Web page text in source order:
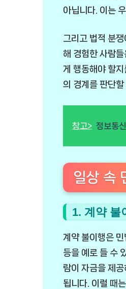
아닙니다. 이는
그리고 법적 분
해 경험한 사람
게 행동해야 할
의 경계를 판단
참고> 정보통
일상 속
1. 계약 불
계약 불이행은
등을 예로 들 수
람이 자금을 제
됩니다. 이럴 때